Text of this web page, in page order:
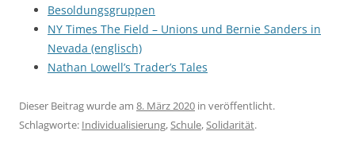
Besoldungsgruppen
NY Times The Field – Unions und Bernie Sanders in
Nevada (englisch)
Nathan Lowell’s Trader’s Tales
Dieser Beitrag wurde am 8. März 2020 in veröffentlicht.
Schlagworte: Individualisierung,Schule,Solidarität.